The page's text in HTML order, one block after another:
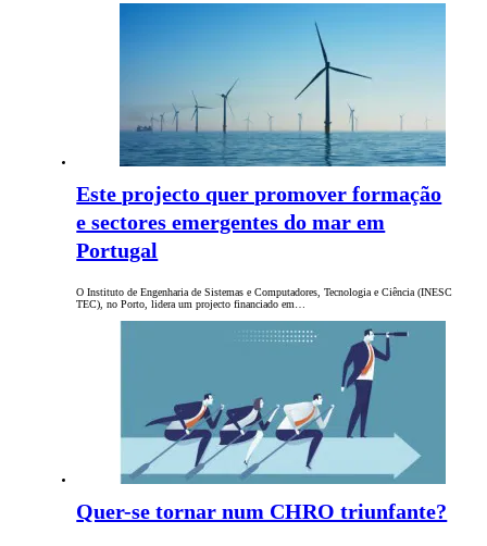
Este projecto quer promover formação
e sectores emergentes do mar em
Portugal
O Instituto de Engenharia de Sistemas e Computadores, Tecnologia e Ciência (INESC
TEC), no Porto, lidera um projecto financiado em…
Quer-se tornar num CHRO triunfante?